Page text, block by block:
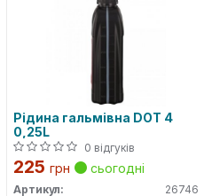
Рідина гальмівна DOT 4
0,25L
0 відгуків
225 грн сьогодні
Артикул:
26746